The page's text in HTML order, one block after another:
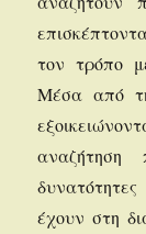
τον τρόπο
Μέσα από
αναζήτηση
έχουν στη